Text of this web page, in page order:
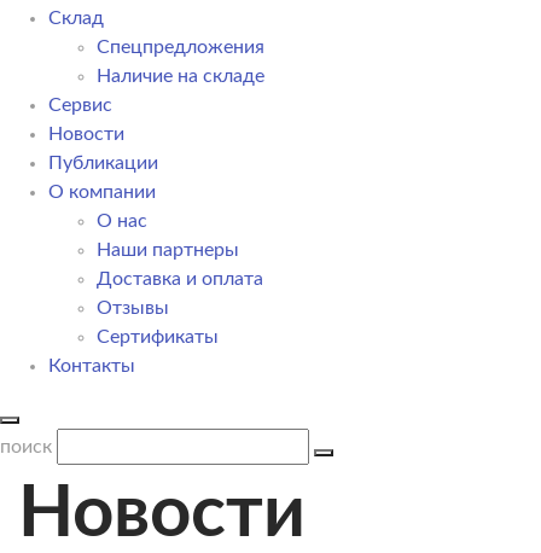
Склад
Спецпредложения
Наличие на складе
Сервис
Новости
Публикации
О компании
О нас
Наши партнеры
Доставка и оплата
Отзывы
Сертификаты
Контакты
поиск
Новости